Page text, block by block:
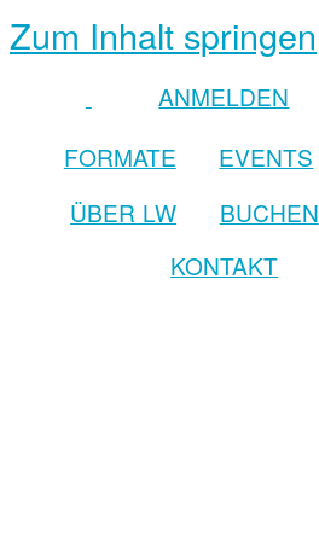
Zum Inhalt springen
ANMELDEN
FORMATE
EVENTS
ÜBER LW BUCHEN
KONTAKT